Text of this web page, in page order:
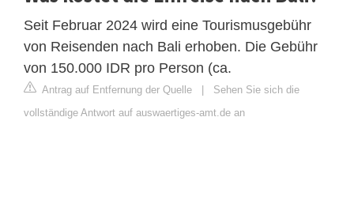
Seit Februar 2024 wird eine Tourismusgebühr
von Reisenden nach Bali erhoben. Die Gebühr
von 150.000 IDR pro Person (ca.
Antrag auf Entfernung der Quelle | Sehen Sie sich die
vollständige Antwort auf auswaertiges-amt.de an